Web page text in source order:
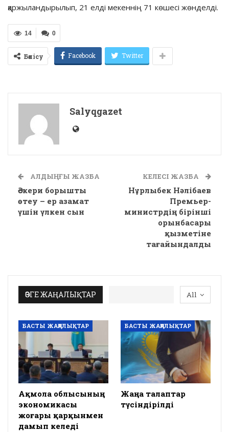
қаржыландырылып, 21 елді мекеннің 71 көшесі жөнделді.
0
14
Бөлісу Facebook Twitter
Salyqgazet
АЛДЫҢҒЫ ЖАЗБА
Әскери борышты
өтеу – ер азамат
үшін үлкен сын
КЕЛЕСІ ЖАЗБА
Нұрлыбек Нәлібаев
Премьер-
министрдің бірінші
орынбасары
қызметіне
тағайындалды
All
ӨЗГЕ ЖАҢАЛЫҚТАР
БАСТЫ ЖАҢАЛЫҚТАР
Ақмола облысының
экономикасы
жоғары қарқынмен
дамып келеді
БАСТЫ ЖАҢАЛЫҚТАР
Жаңа талаптар
түсіндірілді